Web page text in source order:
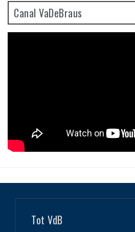
Canal VaDeBraus
Tot VdB